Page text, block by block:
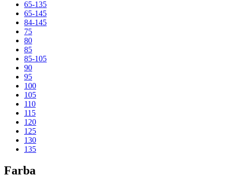
65-135
65-145
84-145
75
80
85
85-105
90
95
100
105
110
115
120
125
130
135
Farba